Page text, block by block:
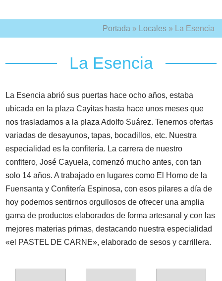
Portada » Locales » La Esencia
La Esencia
La Esencia abrió sus puertas hace ocho años, estaba
ubicada en la plaza Cayitas hasta hace unos meses que
nos trasladamos a la plaza Adolfo Suárez. Tenemos ofertas
variadas de desayunos, tapas, bocadillos, etc. Nuestra
especialidad es la confitería. La carrera de nuestro
confitero, José Cayuela, comenzó mucho antes, con tan
solo 14 años. A trabajado en lugares como El Horno de la
Fuensanta y Confitería Espinosa, con esos pilares a día de
hoy podemos sentirnos orgullosos de ofrecer una amplia
gama de productos elaborados de forma artesanal y con las
mejores materias primas, destacando nuestra especialidad
«el PASTEL DE CARNE», elaborado de sesos y carrillera.